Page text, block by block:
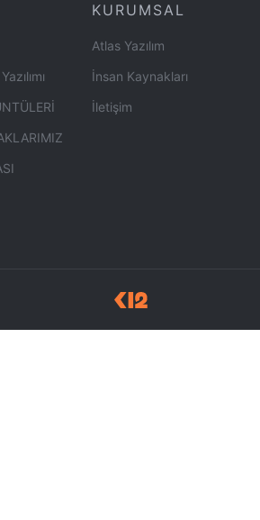
KURUMSAL
Atlas Yazılım
İnsan Kaynakları
İletişim